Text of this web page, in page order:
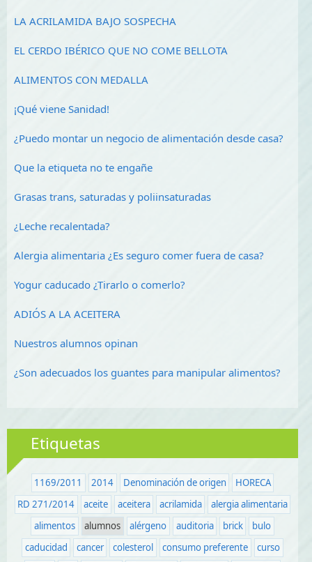
LA ACRILAMIDA BAJO SOSPECHA
EL CERDO IBÉRICO QUE NO COME BELLOTA
ALIMENTOS CON MEDALLA
¡Qué viene Sanidad!
¿Puedo montar un negocio de alimentación desde casa?
Que la etiqueta no te engañe
Grasas trans, saturadas y poliinsaturadas
¿Leche recalentada?
Alergia alimentaria ¿Es seguro comer fuera de casa?
Yogur caducado ¿Tirarlo o comerlo?
ADIÓS A LA ACEITERA
Nuestros alumnos opinan
¿Son adecuados los guantes para manipular alimentos?
Etiquetas
1169/2011 2014 Denominación de origen
HORECA
RD 271/2014
aceite aceitera acrilamida
alergia alimentaria
alimentos
alumnos alérgeno auditoria brick
bulo
caducidad
cancer colesterol consumo preferente curso